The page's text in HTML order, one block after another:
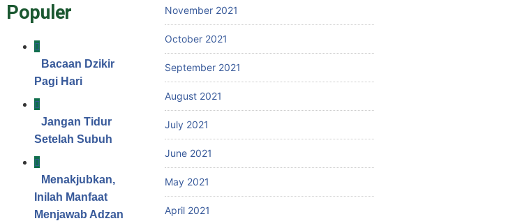
Populer
Bacaan Dzikir
Pagi Hari
Jangan Tidur
Setelah Subuh
Menakjubkan,
Inilah Manfaat
Menjawab Adzan
November 2021
October 2021
September 2021
August 2021
July 2021
June 2021
May 2021
April 2021